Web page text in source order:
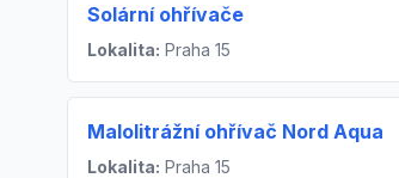
Solární ohřívače
Lokalita: Praha 15
Malolitrážní ohřívač Nord Aqua
Lokalita: Praha 15